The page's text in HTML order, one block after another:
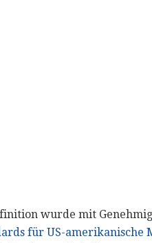
wurde mit
für US-amerikanische